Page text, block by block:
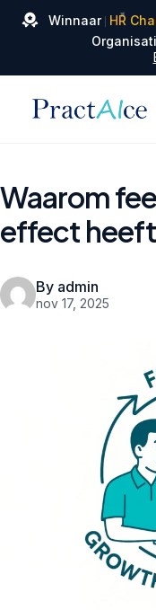
Winnaar HR
✦
Waarom
effect
By admin
nov 17, 2025